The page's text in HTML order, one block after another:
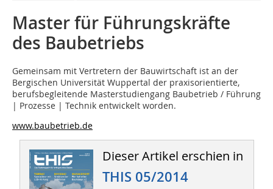
Master für Führungskräfte
des Baubetriebs
Gemeinsam mit Vertretern der Bauwirtschaft ist an der
Bergischen Universität Wuppertal der praxisorientierte,
berufsbegleitende Masterstudiengang Baubetrieb / Führung
| Prozesse | Technik entwickelt worden.
www.baubetrieb.de
Dieser Artikel erschien in
THIS 05/2014